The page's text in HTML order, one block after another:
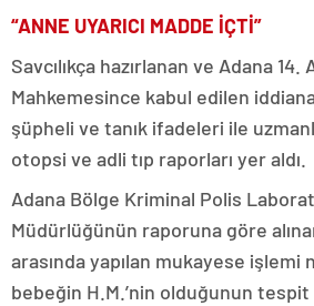
“ANNE UYARICI MADDE İÇTİ”
Savcılıkça hazırlanan ve Adana 14.
Mahkemesince kabul edilen
şüpheli ve tanık ifadeleri ile
otopsi ve adli tıp raporları yer aldı.
Adana Bölge Kriminal Polis
Müdürlüğünün raporuna göre
arasında yapılan mukayese işlemi
bebeğin H.M.’nin olduğunun